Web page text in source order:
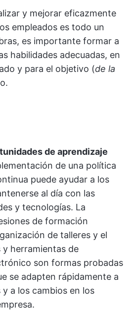
y mejorar eficazmente
empleados es todo un
es importante formar a
habilidades adecuadas, en
y para el objetivo (de la
de aprendizaje
de una política
puede ayudar a los
al día con las
y tecnologías. La
de formación
de talleres y el
y herramientas de
son formas probadas
se adapten rápidamente a
a los cambios en los